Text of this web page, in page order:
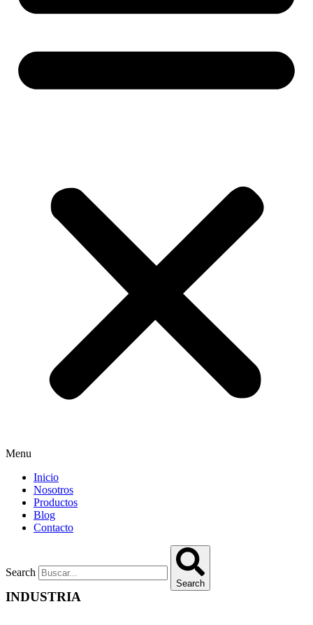
Menu
Inicio
Nosotros
Productos
Blog
Contacto
Search
Search
INDUSTRIA